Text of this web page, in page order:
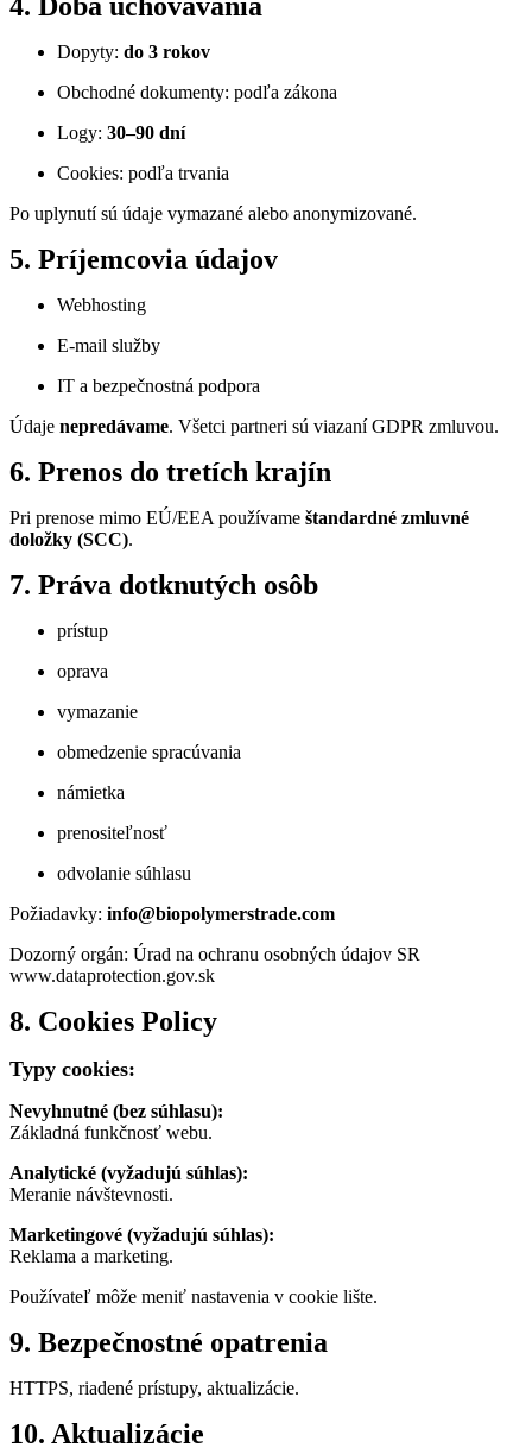
Dopyty: do 3 rokov
Obchodné dokumenty: podľa zákona
Logy: 30–90 dní
Cookies: podľa trvania
Po uplynutí sú údaje vymazané alebo anonymizované.
5. Príjemcovia údajov
Webhosting
E-mail služby
IT a bezpečnostná podpora
Údaje nepredávame. Všetci partneri sú viazaní GDPR zmluvou.
6. Prenos do tretích krajín
Pri prenose mimo EÚ/EEA používame štandardné zmluvné
doložky (SCC).
7. Práva dotknutých osôb
prístup
oprava
vymazanie
obmedzenie spracúvania
námietka
prenositeľnosť
odvolanie súhlasu
Požiadavky: info@biopolymerstrade.com
Dozorný orgán: Úrad na ochranu osobných údajov SR
www.dataprotection.gov.sk
8. Cookies Policy
Typy cookies:
Nevyhnutné (bez súhlasu):
Základná funkčnosť webu.
Analytické (vyžadujú súhlas):
Meranie návštevnosti.
Marketingové (vyžadujú súhlas):
Reklama a marketing.
Používateľ môže meniť nastavenia v cookie lište.
9. Bezpečnostné opatrenia
HTTPS, riadené prístupy, aktualizácie.
10. Aktualizácie